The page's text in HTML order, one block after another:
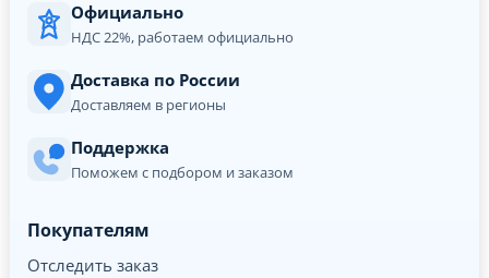
Официально
НДС 22%, работаем официально
Доставка по России
Доставляем в регионы
Поддержка
Поможем с подбором и заказом
Покупателям
Отследить заказ